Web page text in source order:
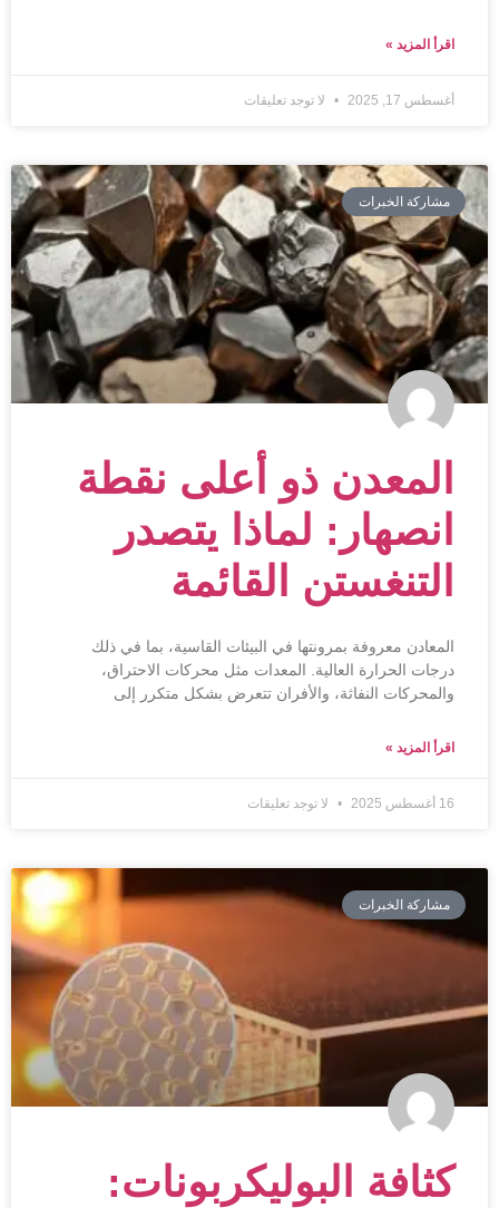
اقرأ المزيد »
أغسطس 17, 2025 لا توجد تعليقات
مشاركة الخبرات
المعدن ذو أعلى نقطة
انصهار: لماذا يتصدر
التنغستن القائمة
المعادن معروفة بمرونتها في البيئات القاسية، بما في ذلك
درجات الحرارة العالية. المعدات مثل محركات الاحتراق،
والمحركات النفاثة، والأفران تتعرض بشكل متكرر إلى
اقرأ المزيد »
16 أغسطس 2025 لا توجد تعليقات
مشاركة الخبرات
كثافة البوليكربونات: